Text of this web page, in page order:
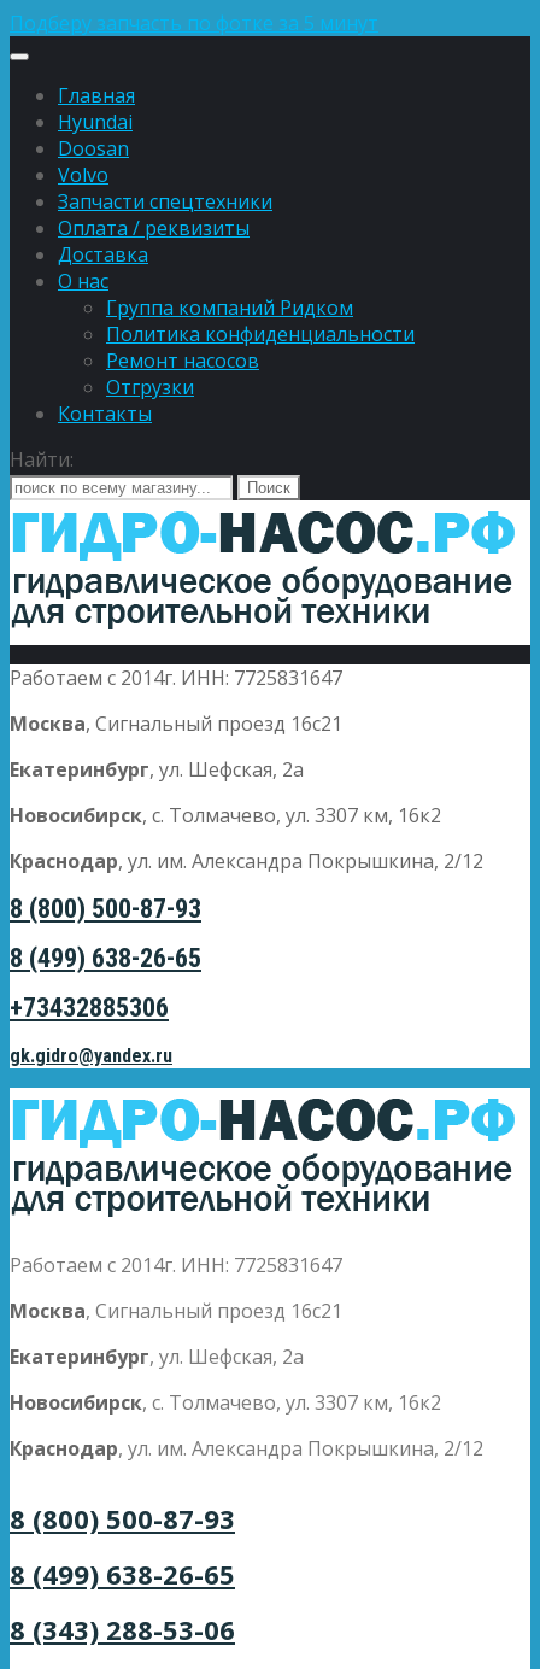
Подберу запчасть по фотке за 5 минут
Главная
Hyundai
Doosan
Volvo
Запчасти спецтехники
Оплата / реквизиты
Доставка
О нас
Группа компаний Ридком
Политика конфиденциальности
Ремонт насосов
Отгрузки
Контакты
Найти:
Работаем с 2014г. ИНН: 7725831647
Москва, Сигнальный проезд 16с21
Екатеринбург, ул. Шефская, 2а
Новосибирск, с. Толмачево, ул. 3307 км, 16к2
Краснодар, ул. им. Александра Покрышкина, 2/12
8 (800) 500-87-93
8 (499) 638-26-65
+73432885306
gk.gidro@yandex.ru
Работаем с 2014г. ИНН: 7725831647
Москва, Сигнальный проезд 16с21
Екатеринбург, ул. Шефская, 2а
Новосибирск, с. Толмачево, ул. 3307 км, 16к2
Краснодар, ул. им. Александра Покрышкина, 2/12
8 (800) 500-87-93
8 (499) 638-26-65
8 (343) 288-53-06